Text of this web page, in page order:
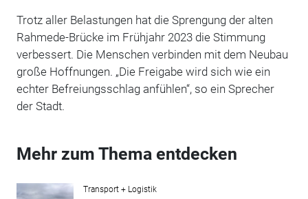
Trotz aller Belastungen hat die Sprengung der alten
Rahmede-Brücke im Frühjahr 2023 die Stimmung
verbessert. Die Menschen verbinden mit dem Neubau
große Hoffnungen. „Die Freigabe wird sich wie ein
echter Befreiungsschlag anfühlen“, so ein Sprecher
der Stadt.
Mehr zum Thema entdecken
Transport + Logistik